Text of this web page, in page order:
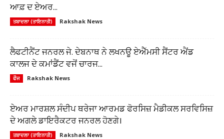
ਆਫ਼ ਦ ਏਅਰ...
ਤਬਾਦਲਾ (ਤਾਇਨਾਤੀ) Rakshak News
ਲੈਫਟੀਨੈਂਟ ਜਨਰਲ ਜੇ. ਦੇਬਨਾਥ ਨੇ ਲਖਨਊ ਏਐੱਮਸੀ ਸੈਂਟਰ ਐਂਡ
ਕਾਲਜ ਦੇ ਕਮਾਂਡੈਂਟ ਵਜੋਂ ਚਾਰਜ...
ਫੌਜ Rakshak News
ਏਅਰ ਮਾਰਸ਼ਲ ਸੰਦੀਪ ਥਰੇਜਾ ਆਰਮਡ ਫੋਰਸਿਜ਼ ਮੈਡੀਕਲ ਸਰਵਿਸਿਜ਼
ਦੇ ਅਗਲੇ ਡਾਇਰੈਕਟਰ ਜਨਰਲ ਹੋਣਗੇ।
ਤਬਾਦਲਾ (ਤਾਇਨਾਤੀ) Rakshak News